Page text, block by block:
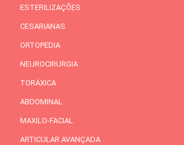
ESTERILIZAÇÕES
CESARIANAS
ORTOPEDIA
NEUROCIRURGIA
TORÁXICA
ABDOMINAL
MAXILO-FACIAL
ARTICULAR AVANÇADA